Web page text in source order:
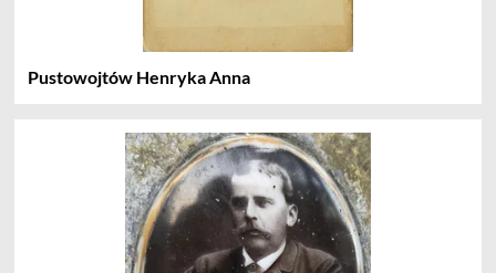
Pustowojtów Henryka Anna